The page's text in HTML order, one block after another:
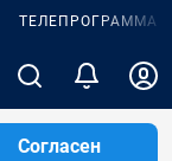
ТЕЛЕПРОГРАММА
Согласен